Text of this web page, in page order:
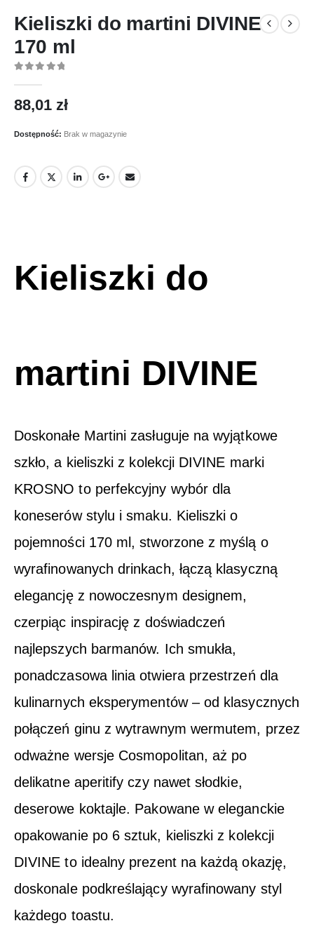
Kieliszki do martini DIVINE
170 ml
88,01 zł
Dostępność: Brak w magazynie
Kieliszki do
martini DIVINE
Doskonałe Martini zasługuje na wyjątkowe
szkło, a kieliszki z kolekcji DIVINE marki
KROSNO to perfekcyjny wybór dla
koneserów stylu i smaku. Kieliszki o
pojemności 170 ml, stworzone z myślą o
wyrafinowanych drinkach, łączą klasyczną
elegancję z nowoczesnym designem,
czerpiąc inspirację z doświadczeń
najlepszych barmanów. Ich smukła,
ponadczasowa linia otwiera przestrzeń dla
kulinarnych eksperymentów – od klasycznych
połączeń ginu z wytrawnym wermutem, przez
odważne wersje Cosmopolitan, aż po
delikatne aperitify czy nawet słodkie,
deserowe koktajle. Pakowane w eleganckie
opakowanie po 6 sztuk, kieliszki z kolekcji
DIVINE to idealny prezent na każdą okazję,
doskonale podkreślający wyrafinowany styl
każdego toastu.